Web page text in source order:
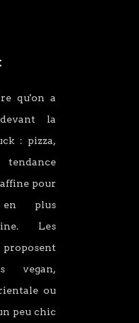
qu'on a
la
: pizza,
pour
plus
Les
vegan,
ou
peu chic